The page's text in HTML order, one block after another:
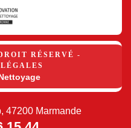
RÉSERVÉ -
47200 Marmande